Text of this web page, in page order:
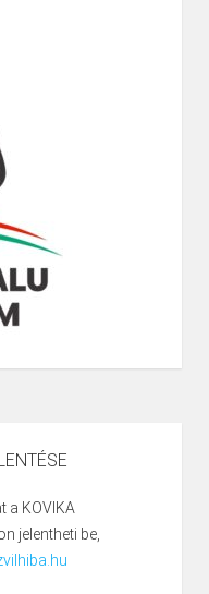
a KOVIKA
jelentheti be,